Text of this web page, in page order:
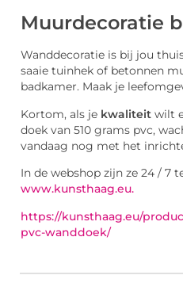
Muurdecoratie
Wanddecoratie is bij jou
saaie tuinhek of betonnen
badkamer. Maak je
Kortom, als je kwaliteit wilt
doek van 510 grams pvc,
vandaag nog met het
In de webshop zijn ze 24 / 7
www.kunsthaag.eu.
https://kunsthaag.eu/
pvc-wanddoek/